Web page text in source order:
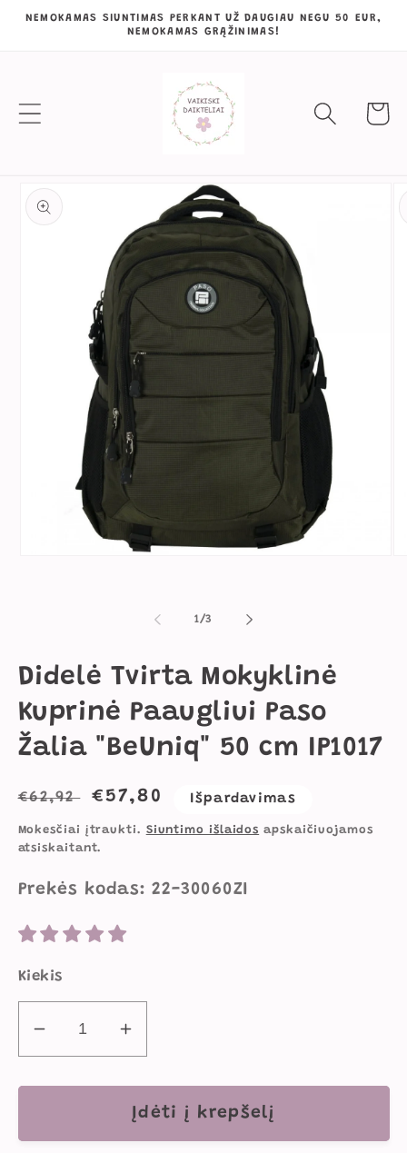
Eiti į
NEMOKAMAS SIUNTIMAS PERKANT UŽ DAUGIAU NEGU 50 EUR,
NEMOKAMAS GRĄŽINIMAS!
informacijos
apie gaminį
1/iš
3
Didelė Tvirta Mokyklinė
Kuprinė Paaugliui Paso
Žalia "BeUniq" 50 cm IP1017
Įprasta
kaina
€62,92
Išpardavimo
kaina
€57,80 Išpardavimas
Mokesčiai įtraukti. Siuntimo išlaidos apskaičiuojamos
atsiskaitant.
Prekės kodas: 22-30060ZI
Kiekis
Sumažinti
Didelė
Tvirta
Mokyklinė
Kuprinė
Padidinti
Didelė
Tvirta
Mokyklinė
Kuprinė
Įdėti į krepšelį